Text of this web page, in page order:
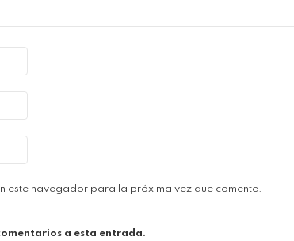
este navegador para la próxima vez que comente.
a esta entrada.